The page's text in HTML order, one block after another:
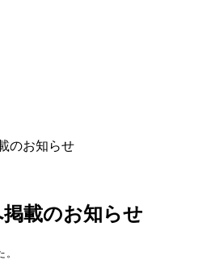
のお知らせ
掲載のお知らせ